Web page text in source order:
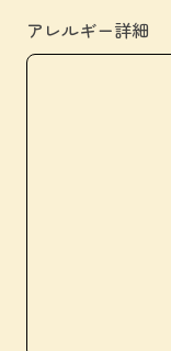
アレルギー詳細